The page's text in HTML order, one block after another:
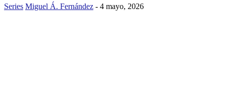
Series Miguel Á. Fernández - 4 mayo, 2026